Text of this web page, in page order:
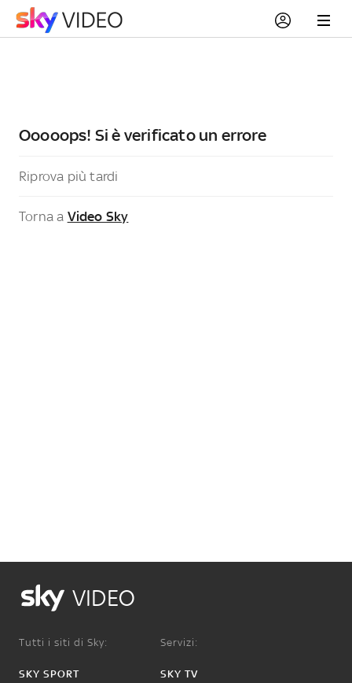
Ooooops! Si è verificato un errore
Riprova più tardi
Torna a Video Sky
VIDEO
Tutti i siti di Sky:
SKY SPORT
Servizi:
SKY TV